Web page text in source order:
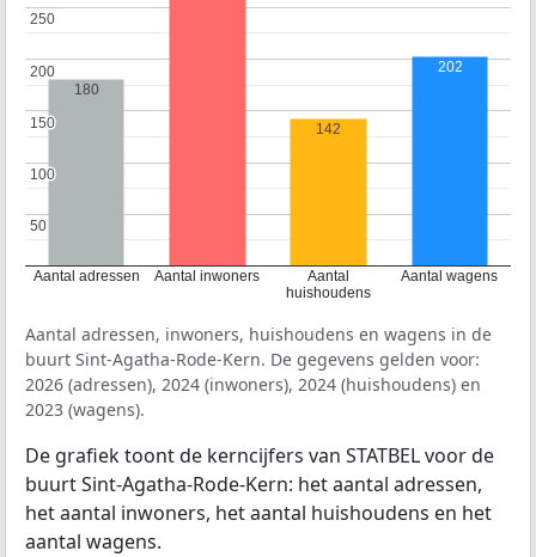
Aantal adressen Aantal inwoners
Aantal
huishoudens
Aantal wagens
50
50
100
100
150
150
200
200
250
250
180
142
202
Aantal adressen, inwoners, huishoudens en wagens in de
buurt Sint-Agatha-Rode-Kern. De gegevens gelden voor:
2026 (adressen), 2024 (inwoners), 2024 (huishoudens) en
2023 (wagens).
De grafiek toont de kerncijfers van STATBEL voor de
buurt Sint-Agatha-Rode-Kern: het aantal adressen,
het aantal inwoners, het aantal huishoudens en het
aantal wagens.